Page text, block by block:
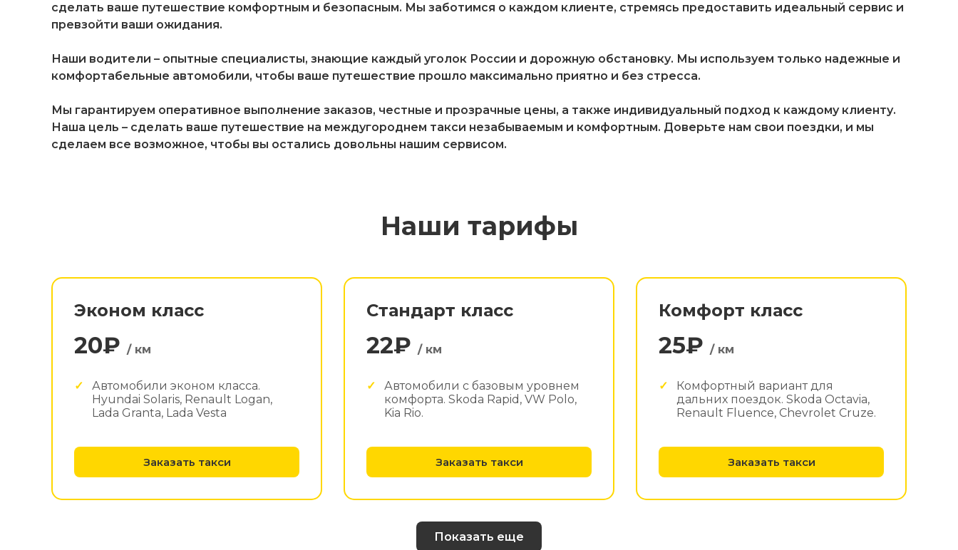
сделать ваше путешествие комфортным и безопасным. Мы заботимся о каждом клиенте, стремясь предоставить идеальный сервис и
превзойти ваши ожидания.
Наши водители – опытные специалисты, знающие каждый уголок России и дорожную обстановку. Мы используем только надежные и
комфортабельные автомобили, чтобы ваше путешествие прошло максимально приятно и без стресса.
Мы гарантируем оперативное выполнение заказов, честные и прозрачные цены, а также индивидуальный подход к каждому клиенту.
Наша цель – сделать ваше путешествие на междугороднем такси незабываемым и комфортным. Доверьте нам свои поездки, и мы
сделаем все возможное, чтобы вы остались довольны нашим сервисом.
Наши тарифы
Эконом класс
20₽ / км
Автомобили эконом класса.
Hyundai Solaris, Renault Logan,
Lada Granta, Lada Vesta
Заказать такси
Стандарт класс
22₽ / км
Автомобили с базовым уровнем
комфорта. Skoda Rapid, VW Polo,
Kia Rio.
Заказать такси
Комфорт класс
25₽ / км
Комфортный вариант для
дальних поездок. Skoda Octavia,
Renault Fluence, Chevrolet Cruze.
Заказать такси
Показать еще